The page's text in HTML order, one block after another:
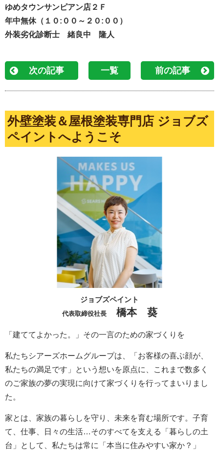
ゆめタウンサンピアン店２Ｆ
年中無休（１０:００～２０:００）
外装劣化診断士 緒良中 隆人
次の記事 一覧 前の記事
外壁塗装＆屋根塗装専門店 ジョブズ
ペイントへようこそ
ジョブズペイント
代表取締役社長 橋本 葵
「建ててよかった。」その一言のための家づくりを
私たちシアーズホームグループは、「お客様の喜ぶ顔が、
私たちの満足です」という想いを原点に、これまで数多く
のご家族の夢の実現に向けて家づくりを行ってまいりまし
た。
家とは、家族の暮らしを守り、未来を育む場所です。子育
て、仕事、日々の生活…そのすべてを支える「暮らしの土
台」として、私たちは常に「本当に住みやすい家か？」